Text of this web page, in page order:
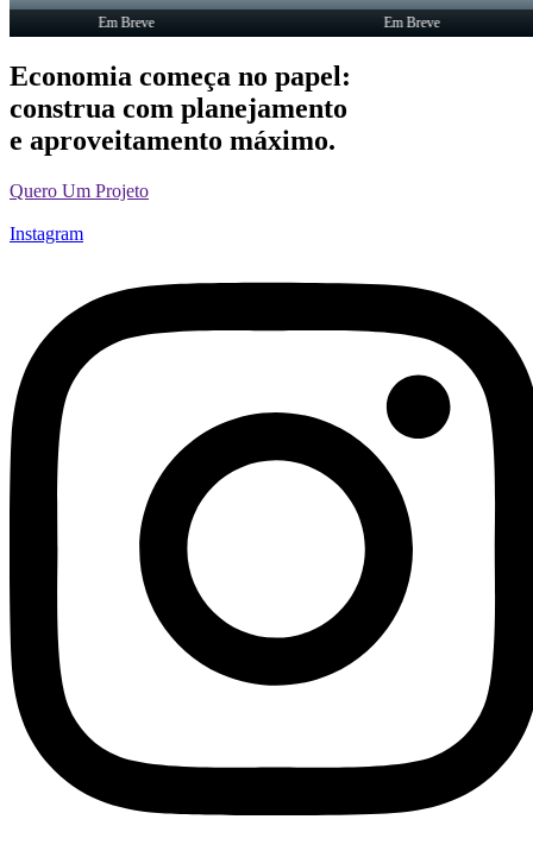
Em Breve Em Breve
Economia começa no papel:
construa com planejamento
e aproveitamento máximo.
Quero Um Projeto
Instagram